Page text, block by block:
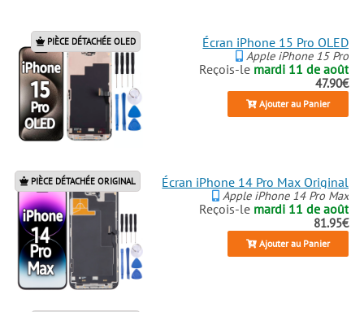
PIÈCE DÉTACHÉE OLED Écran iPhone 15 Pro OLED
Apple iPhone 15 Pro
Reçois-le mardi 11 de août
47.90€
Ajouter au Panier
PIÈCE DÉTACHÉE ORIGINAL Écran iPhone 14 Pro Max Original
Apple iPhone 14 Pro Max
Reçois-le mardi 11 de août
81.95€
Ajouter au Panier